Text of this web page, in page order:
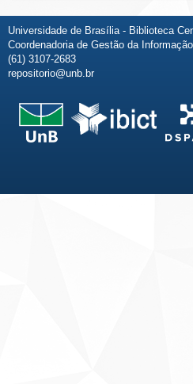
Universidade de Brasília - Biblioteca
Coordenadoria de Gestão da
(61) 3107-2683
repositorio@unb.br